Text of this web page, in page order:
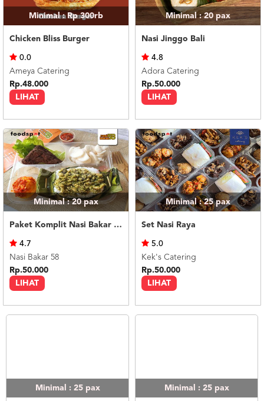
Minimal : Rp 300rb
Chicken Bliss Burger
LIHAT
0.0
Ameya Catering
Rp.48.000
Minimal : 20pax
Nasi Jinggo Bali
LIHAT
4.8
Adora Catering
Rp.50.000
Minimal : 20pax
Paket Komplit Nasi Bakar Ayam Cabe Ijo
LIHAT
4.7
Nasi Bakar 58
Rp.50.000
Minimal : 25pax
Set Nasi Raya
LIHAT
5.0
Kek's Catering
Rp.50.000
Minimal : 25 pax Minimal : 25 pax